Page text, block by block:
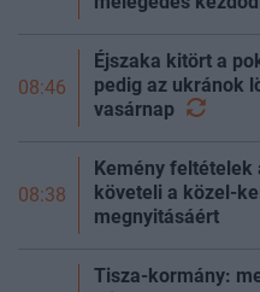
08:46
Éjszaka kitört a
pedig az ukránok
vasárnap
08:38
Kemény feltételek
követeli a közel-
megnyitásáért
Tisza-kormány: